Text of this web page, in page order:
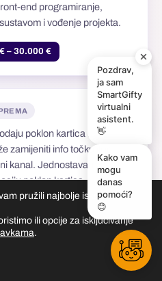
end programiranje,
i vođenje projekta.
– 30.000 €
poklon kartica u
zamijeniti info točku ili je
kanal. Jednostavan za
poklon kartica.
brojnim bankovnim
kartica.
lokaciji.
pružili najbolje iskustvo na
ili opcije za isključivanje
.
Pozdrav,
ja sam
SmartGifty
virtualni
asistent.
👋
Kako vam
mogu
danas
pomoći?
😊